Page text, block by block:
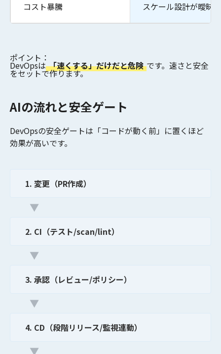
コスト暴騰 スケール設計が曖昧
ポイント：
DevOpsは 「速くする」だけだと危険 です。速さと安全
をセットで作ります。
AIの流れと安全ゲート
DevOpsの安全ゲートは「コードが動く前」に置くほど
効果が高いです。
1. 変更（PR作成）
▼
2. CI（テスト/scan/lint）
▼
3. 承認（レビュー/ポリシー）
▼
4. CD（段階リリース/監視連動）
▼